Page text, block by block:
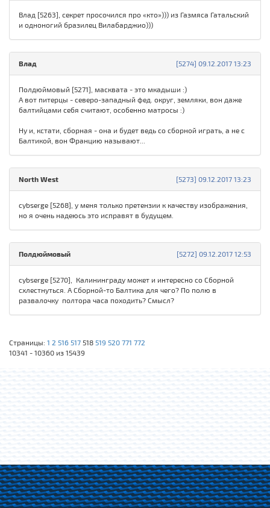
Влад [5263], секрет просочился про «кто»))) из Газмяса Гатальский
и одноногий бразилец Вилабарджио)))
[5274] 09.12.2017 13:23
Влад
Полдюймовый [5271], масквата - это мкадыши :)
А вот питерцы - северо-западный фед. округ, земляки, вон даже
балтийцами себя считают, особенно матросы :)
Ну и, кстати, сборная - она и будет ведь со сборной играть, а не с
Балтикой, вон Францию называют...
[5273] 09.12.2017 13:23
North West
cybserge [5268], у меня только претензии к качеству изображения,
но я очень надеюсь это исправят в будущем.
[5272] 09.12.2017 12:53
Полдюймовый
cybserge [5270], Калининграду может и интересно со Сборной
схлестнуться. А Сборной-то Балтика для чего? По полю в
развалочку полтора часа походить? Смысл?
Страницы: 1 2 516 517 518 519 520 771 772
10341 - 10360 из 15439